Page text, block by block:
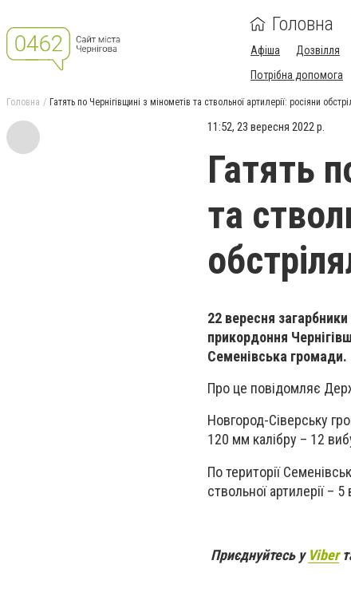
Головна
Афіша Дозвілля
Потрібна допомога
Головна Гатять по Чернігівщині з мінометів та ствольної артилерії: росіяни
11:52, 23 вересня 2022 р.
Гатять
та
22 вересня загарбники
прикордоння
Семенівська громади.
Про це повідомляє
Новгород-Сіверську
120 мм калібру – 12
По території
ствольної артилерії – 5
Приєднуйтесь у Viber